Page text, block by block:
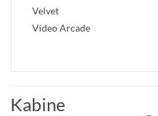
Velvet
Video Arcade
Kabine